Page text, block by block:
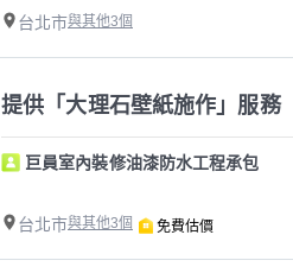
台北市與其他3個
提供「大理石壁紙施作」服務
巨員室內裝修油漆防水工程承包
台北市與其他3個 免費估價